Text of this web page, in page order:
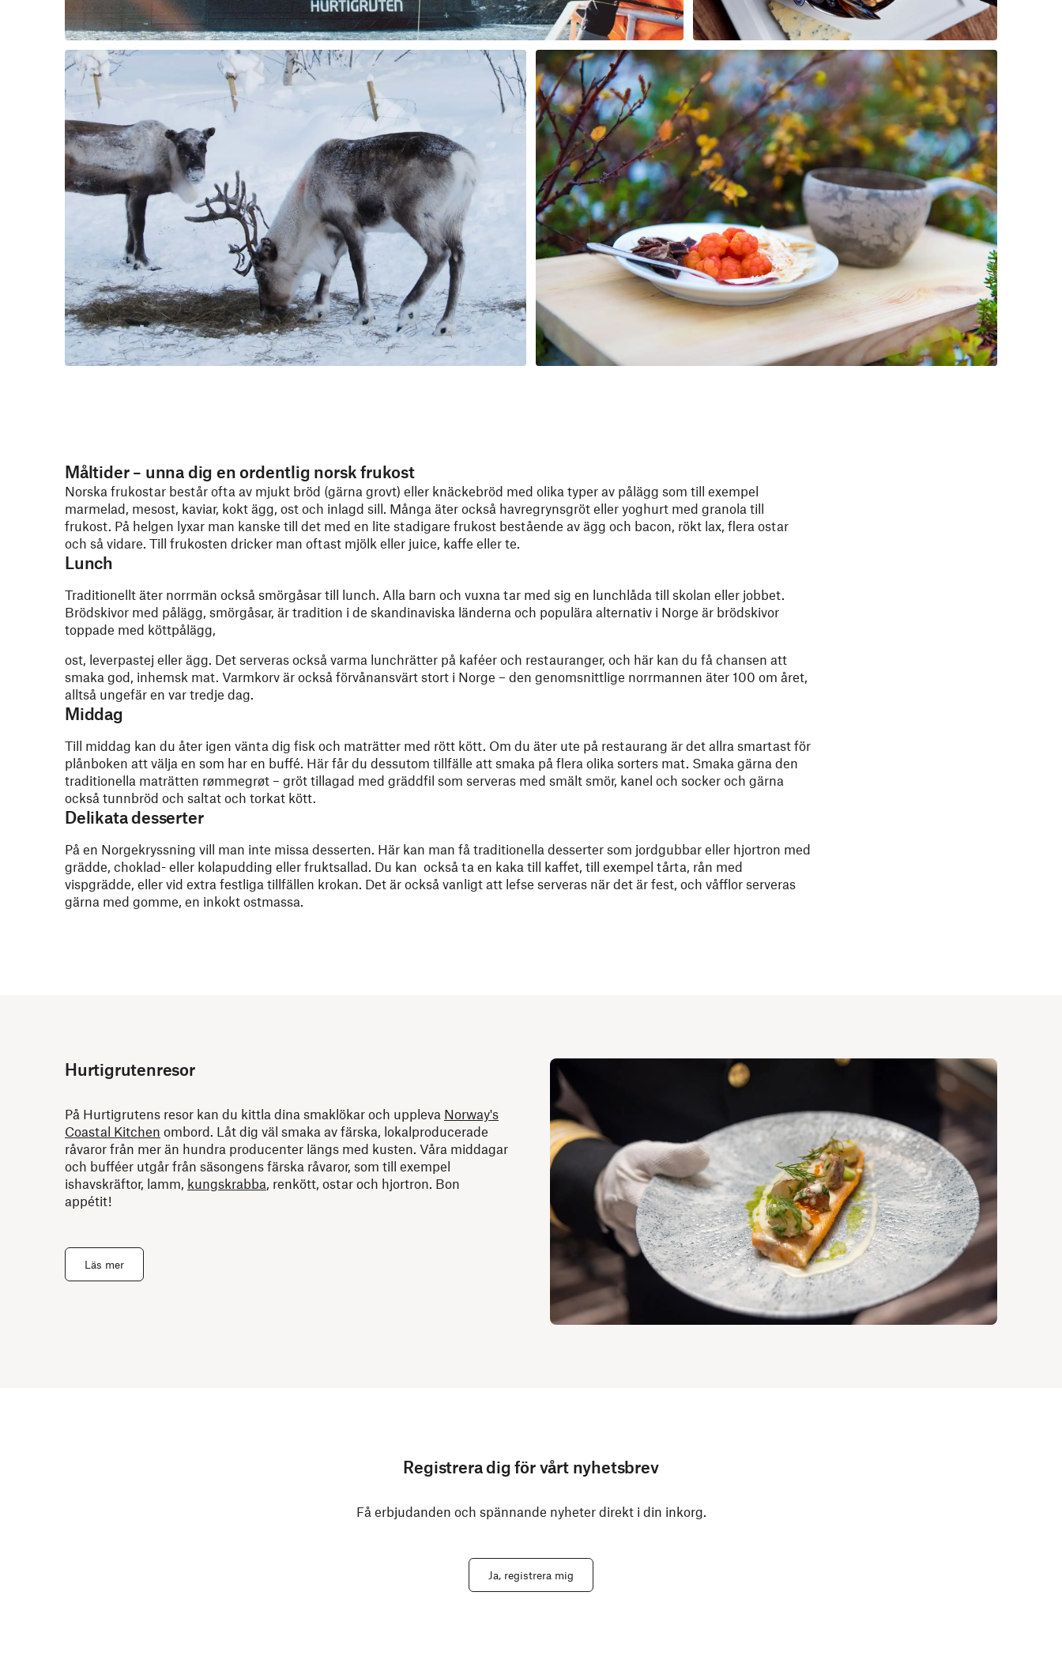
Måltider – unna dig en ordentlig norsk frukost
Norska frukostar består ofta av mjukt bröd (gärna grovt) eller knäckebröd med olika typer av pålägg som till exempel
marmelad, mesost, kaviar, kokt ägg, ost och inlagd sill. Många äter också havregrynsgröt eller yoghurt med granola till
frukost. På helgen lyxar man kanske till det med en lite stadigare frukost bestående av ägg och bacon, rökt lax, flera ostar
och så vidare. Till frukosten dricker man oftast mjölk eller juice, kaffe eller te.
Lunch
Traditionellt äter norrmän också smörgåsar till lunch. Alla barn och vuxna tar med sig en lunchlåda till skolan eller jobbet.
Brödskivor med pålägg, smörgåsar, är tradition i de skandinaviska länderna och populära alternativ i Norge är brödskivor
toppade med köttpålägg,
ost, leverpastej eller ägg. Det serveras också varma lunchrätter på kaféer och restauranger, och här kan du få chansen att
smaka god, inhemsk mat. Varmkorv är också förvånansvärt stort i Norge – den genomsnittlige norrmannen äter 100 om året,
alltså ungefär en var tredje dag.
Middag
Till middag kan du åter igen vänta dig fisk och maträtter med rött kött. Om du äter ute på restaurang är det allra smartast för
plånboken att välja en som har en buffé. Här får du dessutom tillfälle att smaka på flera olika sorters mat. Smaka gärna den
traditionella maträtten rømmegrøt – gröt tillagad med gräddfil som serveras med smält smör, kanel och socker och gärna
också tunnbröd och saltat och torkat kött.
Delikata desserter
På en Norgekryssning vill man inte missa desserten. Här kan man få traditionella desserter som jordgubbar eller hjortron med
grädde, choklad- eller kolapudding eller fruktsallad. Du kan också ta en kaka till kaffet, till exempel tårta, rån med
vispgrädde, eller vid extra festliga tillfällen krokan. Det är också vanligt att lefse serveras när det är fest, och våfflor serveras
gärna med gomme, en inkokt ostmassa.
Hurtigrutenresor
På Hurtigrutens resor kan du kittla dina smaklökar och uppleva Norway's
Coastal Kitchen ombord. Låt dig väl smaka av färska, lokalproducerade
råvaror från mer än hundra producenter längs med kusten. Våra middagar
och bufféer utgår från säsongens färska råvaror, som till exempel
ishavskräftor, lamm, kungskrabba, renkött, ostar och hjortron. Bon
appétit!
Läs mer
Registrera dig för vårt nyhetsbrev
Få erbjudanden och spännande nyheter direkt i din inkorg.
Ja, registrera mig